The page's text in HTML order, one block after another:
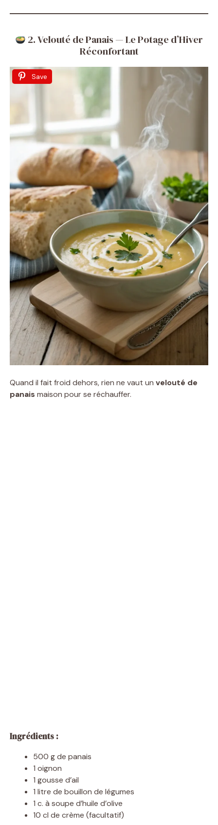
2. Velouté de Panais — Le Potage d’Hiver
Réconfortant
Save
Quand il fait froid dehors, rien ne vaut un velouté de
panais maison pour se réchauffer.
Ingrédients :
500 g de panais
1 oignon
1 gousse d’ail
1 litre de bouillon de légumes
1 c. à soupe d’huile d’olive
10 cl de crème (facultatif)